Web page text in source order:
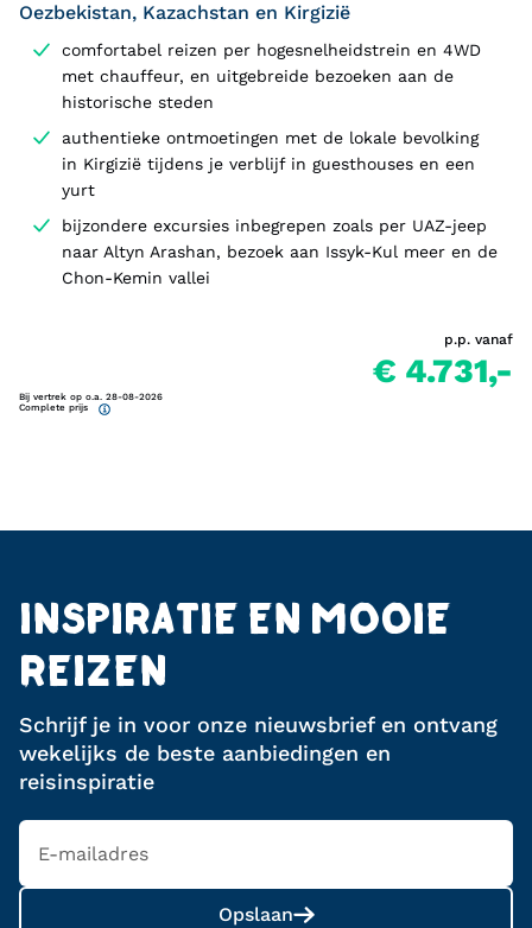
Oezbekistan, Kazachstan en Kirgizië
comfortabel reizen per hogesnelheidstrein en 4WD
met chauffeur, en uitgebreide bezoeken aan de
historische steden
authentieke ontmoetingen met de lokale bevolking
in Kirgizië tijdens je verblijf in guesthouses en een
yurt
bijzondere excursies inbegrepen zoals per UAZ-jeep
naar Altyn Arashan, bezoek aan Issyk-Kul meer en de
Chon-Kemin vallei
Bij vertrek op o.a. 28-08-2026
Complete prijs
p.p. vanaf
€ 4.731,-
INSPIRATIE EN MOOIE
REIZEN
Schrijf je in voor onze nieuwsbrief en ontvang
wekelijks de beste aanbiedingen en
reisinspiratie
Opslaan